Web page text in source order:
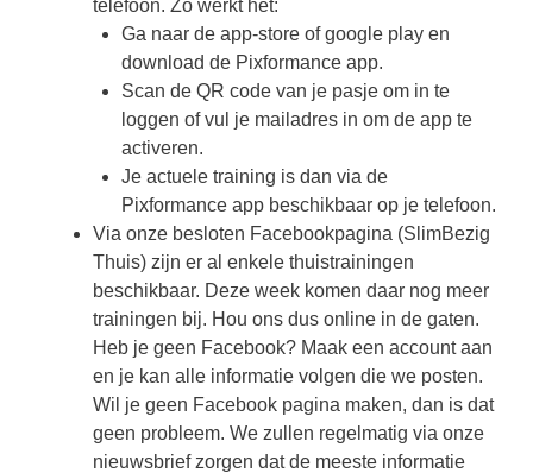
telefoon. Zo werkt het:
Ga naar de app-store of google play en
download de Pixformance app.
Scan de QR code van je pasje om in te
loggen of vul je mailadres in om de app te
activeren.
Je actuele training is dan via de
Pixformance app beschikbaar op je telefoon.
Via onze besloten Facebookpagina (SlimBezig
Thuis) zijn er al enkele thuistrainingen
beschikbaar. Deze week komen daar nog meer
trainingen bij. Hou ons dus online in de gaten.
Heb je geen Facebook? Maak een account aan
en je kan alle informatie volgen die we posten.
Wil je geen Facebook pagina maken, dan is dat
geen probleem. We zullen regelmatig via onze
nieuwsbrief zorgen dat de meeste informatie